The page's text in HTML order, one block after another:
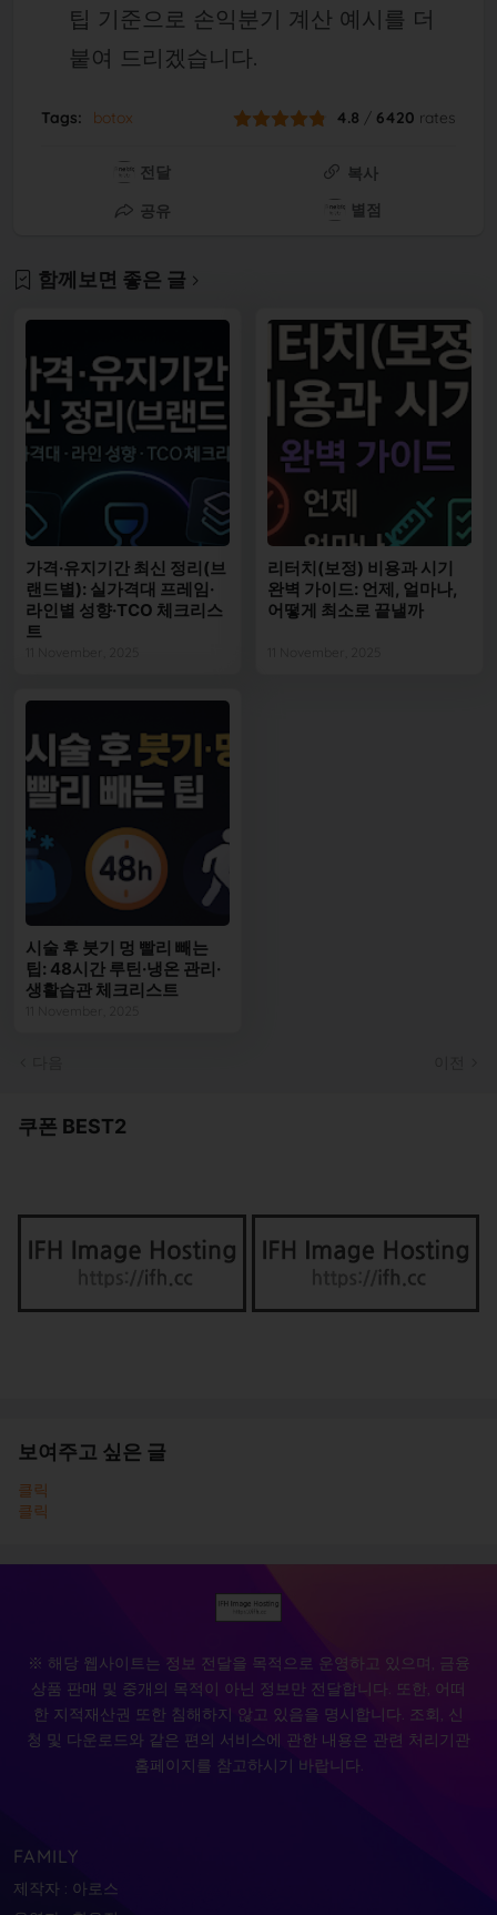
팁 기준으로 손익분기 계산 예시를 더
붙여 드리겠습니다.
Tags: botox 4.8 / 6420 rates
전달
복사
공유
별점
함께보면 좋은 글
가격·유지기간 최신 정리(브
랜드별): 실가격대 프레임·
라인별 성향·TCO 체크리스
트
리터치(보정) 비용과 시기
완벽 가이드: 언제, 얼마나,
어떻게 최소로 끝낼까
시술 후 붓기 멍 빨리 빼는
팁: 48시간 루틴·냉온 관리·
생활습관 체크리스트
쿠폰 BEST2
보여주고 싶은 글
클릭
클릭
※ 해당 웹사이트는 정보 전달을 목적으로 운영하고 있으며, 금융
상품 판매 및 중개의 목적이 아닌 정보만 전달합니다. 또한, 어떠
한 지적재산권 또한 침해하지 않고 있음을 명시합니다. 조회, 신
청 및 다운로드와 같은 편의 서비스에 관한 내용은 관련 처리기관
홈페이지를 참고하시기 바랍니다.
FAMILY
제작자 : 아로스